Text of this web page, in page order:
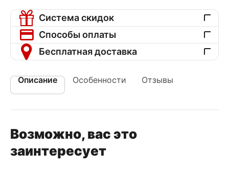
Система скидок
Способы оплаты
Бесплатная доставка
Описание Особенности Отзывы
Возможно, вас это
заинтересует